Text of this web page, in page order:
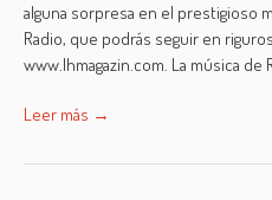
alguna sorpresa en el prestigioso
Radio, que podrás seguir en
www.lhmagazin.com. La música de
Leer más →